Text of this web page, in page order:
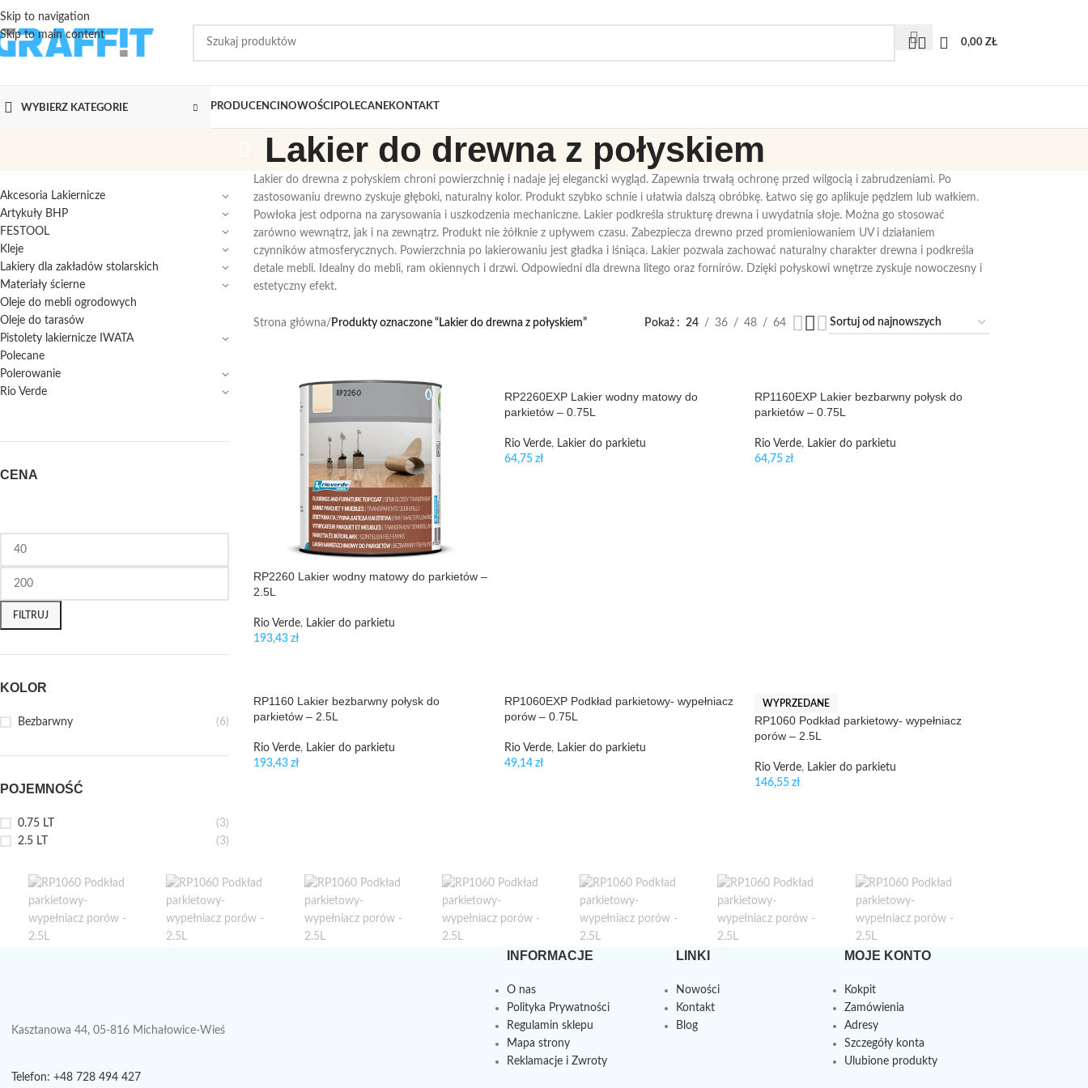
Skip to navigation
Skip to main content
0,00 ZŁ
WYBIERZ KATEGORIE PRODUCENCI NOWOŚCI POLECANEKONTAKT
Lakier do drewna z połyskiem
Akcesoria Lakiernicze
Artykuły BHP
FESTOOL
Kleje
Lakiery dla zakładów stolarskich
Materiały ścierne
Oleje do mebli ogrodowych
Oleje do tarasów
Pistolety lakiernicze IWATA
Polecane
Polerowanie
Rio Verde
CENA
FILTRUJ
KOLOR
Bezbarwny (6)
POJEMNOŚĆ
0.75 LT
(3)
2.5 LT
(3)
Lakier do drewna z połyskiem chroni powierzchnię i nadaje jej elegancki wygląd. Zapewnia trwałą ochronę przed wilgocią i zabrudzeniami. Po
zastosowaniu drewno zyskuje głęboki, naturalny kolor. Produkt szybko schnie i ułatwia dalszą obróbkę. Łatwo się go aplikuje pędzlem lub wałkiem.
Powłoka jest odporna na zarysowania i uszkodzenia mechaniczne. Lakier podkreśla strukturę drewna i uwydatnia słoje. Można go stosować
zarówno wewnątrz, jak i na zewnątrz. Produkt nie żółknie z upływem czasu. Zabezpiecza drewno przed promieniowaniem UV i działaniem
czynników atmosferycznych. Powierzchnia po lakierowaniu jest gładka i lśniąca. Lakier pozwala zachować naturalny charakter drewna i podkreśla
detale mebli. Idealny do mebli, ram okiennych i drzwi. Odpowiedni dla drewna litego oraz fornirów. Dzięki połyskowi wnętrze zyskuje nowoczesny i
estetyczny efekt.
Strona główna/ Produkty oznaczone “Lakier do drewna z połyskiem” Pokaż 24 36 48 64
RP2260 Lakier wodny matowy do parkietów –
2.5L
Rio Verde, Lakier do parkietu
193,43 zł
RP2260EXP Lakier wodny matowy do
parkietów – 0.75L
Rio Verde, Lakier do parkietu
64,75 zł
RP1160EXP Lakier bezbarwny połysk do
parkietów – 0.75L
Rio Verde, Lakier do parkietu
64,75zł
RP1160 Lakier bezbarwny połysk do
parkietów – 2.5L
Rio Verde, Lakier do parkietu
193,43 zł
RP1060EXP Podkład parkietowy- wypełniacz
porów – 0.75L
Rio Verde, Lakier do parkietu
49,14 zł
WYPRZEDANE
RP1060 Podkład parkietowy- wypełniacz
porów – 2.5L
Rio Verde, Lakier do parkietu
146,55zł
Kasztanowa 44, 05-816 Michałowice-Wieś
Telefon: +48 728 494 427
INFORMACJE
O nas
Polityka Prywatności
Regulamin sklepu
Mapa strony
Reklamacje i Zwroty
LINKI
Nowości
Kontakt
Blog
MOJE KONTO
Kokpit
Zamówienia
Adresy
Szczegóły konta
Ulubione produkty